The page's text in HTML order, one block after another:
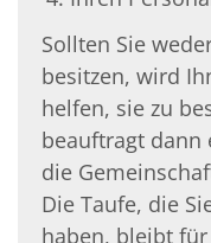
Sollten Sie
besitzen, wird
helfen, sie zu
beauftragt dann
die
Die Taufe, die
haben, bleibt